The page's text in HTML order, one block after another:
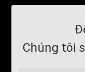
Chúng tôi